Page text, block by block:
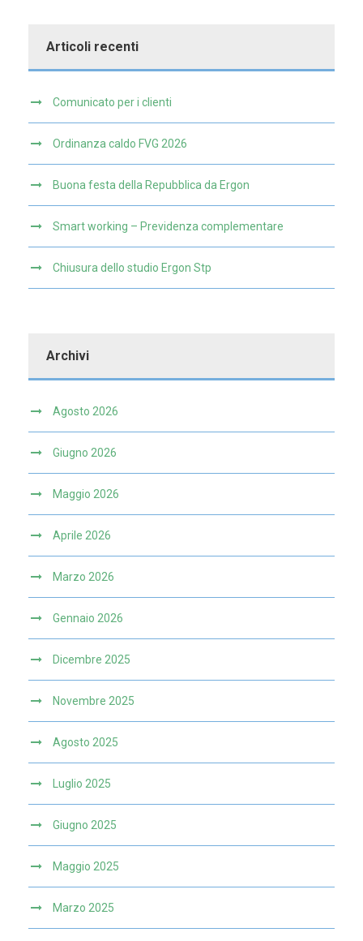
Articoli recenti
Comunicato per i clienti
Ordinanza caldo FVG 2026
Buona festa della Repubblica da Ergon
Smart working – Previdenza complementare
Chiusura dello studio Ergon Stp
Archivi
Agosto 2026
Giugno 2026
Maggio 2026
Aprile 2026
Marzo 2026
Gennaio 2026
Dicembre 2025
Novembre 2025
Agosto 2025
Luglio 2025
Giugno 2025
Maggio 2025
Marzo 2025